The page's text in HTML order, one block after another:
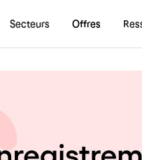
Secteurs Offres